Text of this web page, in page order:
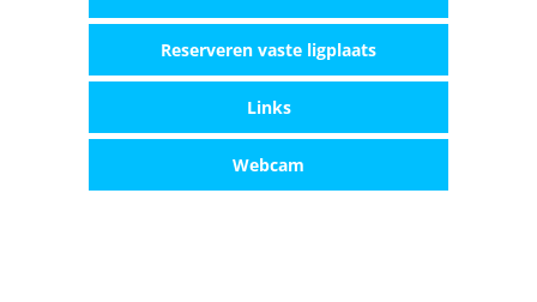
Reserveren vaste ligplaats
Links
Webcam